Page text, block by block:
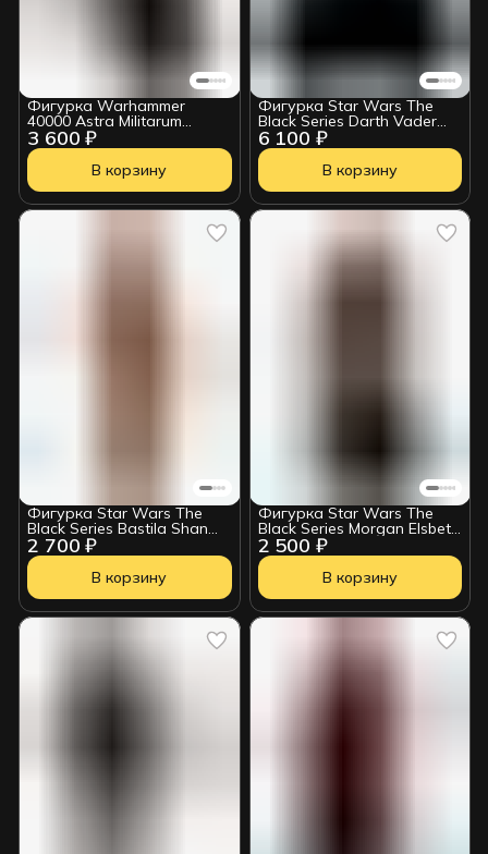
3 600 ₽
Фигурка Warhammer
40000 Astra Militarum
Commissar Wv10 18см
109016
В корзину
6 100 ₽
Фигурка Star Wars The
Black Series Darth Vader
G03645L0
В корзину
2 700 ₽
Фигурка Star Wars The
Black Series Bastila Shan
HSB246
В корзину
2 500 ₽
Фигурка Star Wars The
Black Series Morgan Elsbeth
HSB244
В корзину